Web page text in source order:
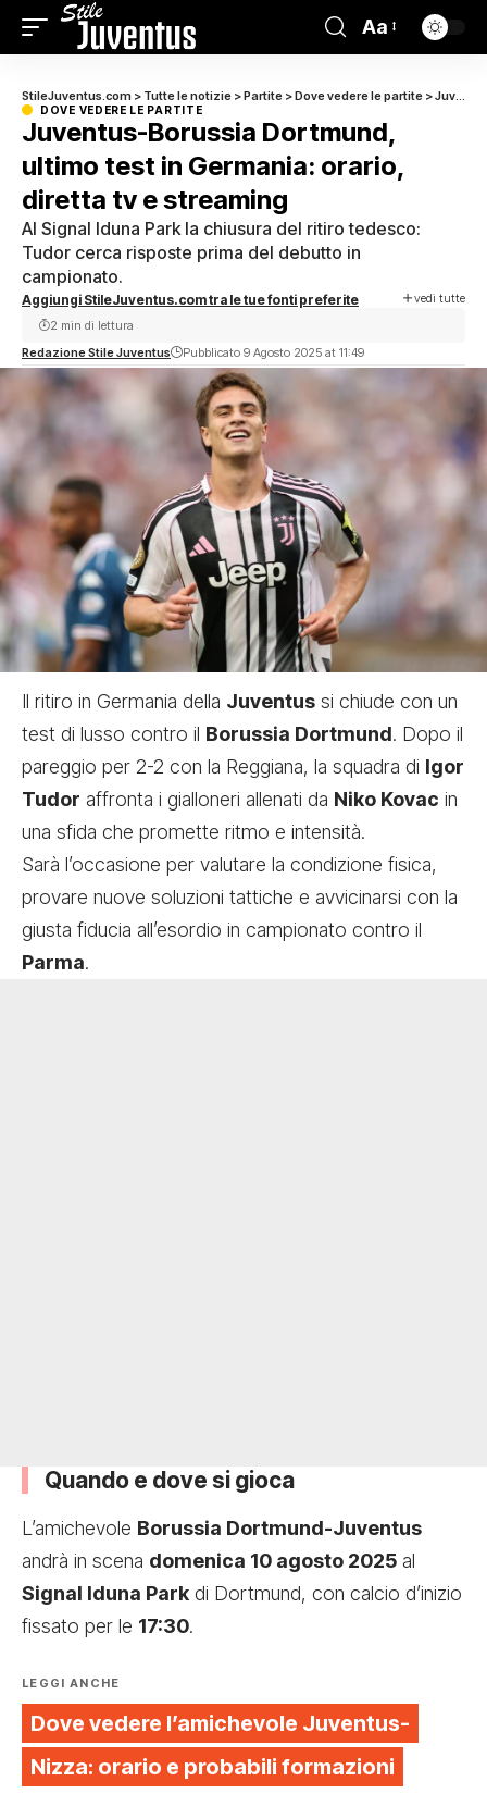
Aa
StileJuventus.com > Tutte le notizie >Partite >Dove vedere le partite >Juventus-Borussia Dortmund, ultimo test in Germania: orario, diretta tv e streaming
DOVE VEDERE LE PARTITE
Juventus-Borussia Dortmund,
ultimo test in Germania: orario,
diretta tv e streaming
Al Signal Iduna Park la chiusura del ritiro tedesco:
Tudor cerca risposte prima del debutto in
campionato.
Aggiungi StileJuventus.com tra le tue fonti preferite vedi tutte
Redazione Stile Juventus Pubblicato 9 Agosto 2025 at 11:49
2 min di lettura
Il ritiro in Germania della Juventus si chiude con un
test di lusso contro il Borussia Dortmund. Dopo il
pareggio per 2-2 con la Reggiana, la squadra di Igor
Tudor affronta i gialloneri allenati da Niko Kovac in
una sfida che promette ritmo e intensità.
Sarà l’occasione per valutare la condizione fisica,
provare nuove soluzioni tattiche e avvicinarsi con la
giusta fiducia all’esordio in campionato contro il
Parma.
Quando e dove si gioca
L’amichevole Borussia Dortmund-Juventus
andrà in scena domenica 10 agosto 2025 al
Signal Iduna Park di Dortmund, con calcio d’inizio
fissato per le 17:30.
LEGGI ANCHE
Dove vedere l’amichevole Juventus-
Nizza: orario e probabili formazioni